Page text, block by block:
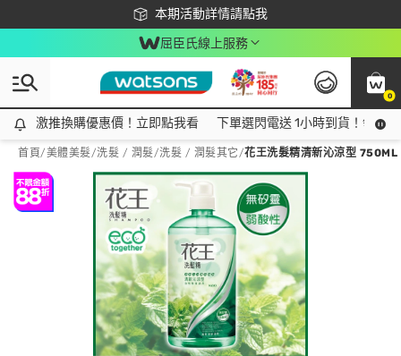
本期活動詳情請點我
下載app最高回饋$350
屈臣氏線上服務
0
激推換購優惠價！立即點我看
激推換購優惠價！立即點我看 下單選閃電送 1小時到貨！領神
首頁/美體美髮/洗髮 / 潤髮/洗髮 / 潤髮其它/花王洗髮精清新沁涼型 750ML